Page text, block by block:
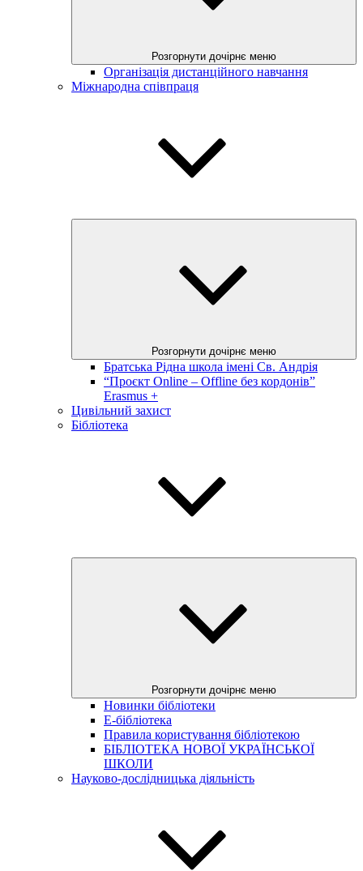
Розгорнути дочірнє меню
Організація дистанційного навчання
Міжнародна співпраця
Розгорнути дочірнє меню
Братська Рідна школа імені Св. Андрія
“Проєкт Online – Offline без кордонів”
Erasmus +
Цивільний захист
Бібліотека
Розгорнути дочірнє меню
Новинки бібліотеки
E-бібліотека
Правила користування бібліотекою
БІБЛІОТЕКА НОВОЇ УКРАЇНСЬКОЇ
ШКОЛИ
Науково-дослідницька діяльність